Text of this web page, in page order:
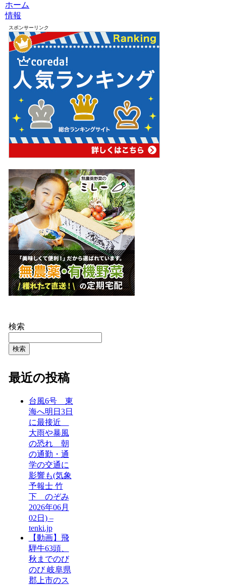
ホーム
情報
スポンサーリンク
検索
検索
最近の投稿
台風6号 東
海へ明日3日
に最接近
大雨や暴風
の恐れ 朝
の通勤・通
学の交通に
影響も(気象
予報士 竹
下 のぞみ
2026年06月
02日) –
tenki.jp
【動画】飛
騨牛63頭、
秋までのび
のび 岐阜県
郡上市のス